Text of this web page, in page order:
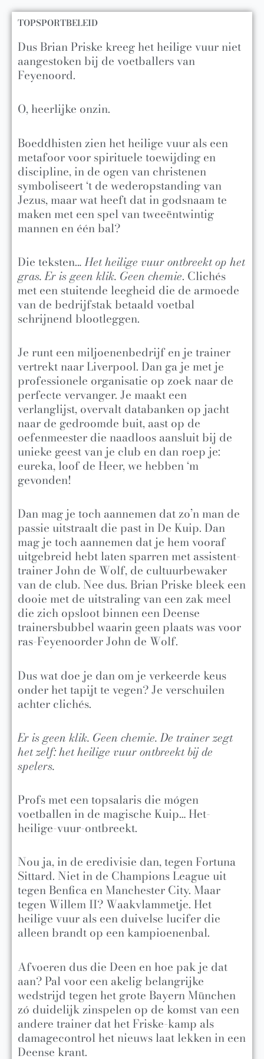
TOPSPORTBELEID
Dus Brian Priske kreeg het heilige vuur niet
aangestoken bij de voetballers van
Feyenoord.
O, heerlijke onzin.
Boeddhisten zien het heilige vuur als een
metafoor voor spirituele toewijding en
discipline, in de ogen van christenen
symboliseert ‘t de wederopstanding van
Jezus, maar wat heeft dat in godsnaam te
maken met een spel van tweeëntwintig
mannen en één bal?
Die teksten... Het heilige vuur ontbreekt op het
gras. Er is geen klik. Geen chemie. Clichés
met een stuitende leegheid die de armoede
van de bedrijfstak betaald voetbal
schrijnend blootleggen.
Je runt een miljoenenbedrijf en je trainer
vertrekt naar Liverpool. Dan ga je met je
professionele organisatie op zoek naar de
perfecte vervanger. Je maakt een
verlanglijst, overvalt databanken op jacht
naar de gedroomde buit, aast op de
oefenmeester die naadloos aansluit bij de
unieke geest van je club en dan roep je:
eureka, loof de Heer, we hebben ‘m
gevonden!
Dan mag je toch aannemen dat zo’n man de
passie uitstraalt die past in De Kuip. Dan
mag je toch aannemen dat je hem vooraf
uitgebreid hebt laten sparren met assistent-
trainer John de Wolf, de cultuurbewaker
van de club. Nee dus. Brian Priske bleek een
dooie met de uitstraling van een zak meel
die zich opsloot binnen een Deense
trainersbubbel waarin geen plaats was voor
ras-Feyenoorder John de Wolf.
Dus wat doe je dan om je verkeerde keus
onder het tapijt te vegen? Je verschuilen
achter clichés.
Er is geen klik. Geen chemie. De trainer zegt
het zelf: het heilige vuur ontbreekt bij de
spelers.
Profs met een topsalaris die mógen
voetballen in de magische Kuip… Het-
heilige-vuur-ontbreekt.
Nou ja, in de eredivisie dan, tegen Fortuna
Sittard. Niet in de Champions League uit
tegen Benfica en Manchester City. Maar
tegen Willem II? Waakvlammetje. Het
heilige vuur als een duivelse lucifer die
alleen brandt op een kampioenenbal.
Afvoeren dus die Deen en hoe pak je dat
aan? Pal voor een akelig belangrijke
wedstrijd tegen het grote Bayern München
zó duidelijk zinspelen op de komst van een
andere trainer dat het Friske-kamp als
damagecontrol het nieuws laat lekken in een
Deense krant.